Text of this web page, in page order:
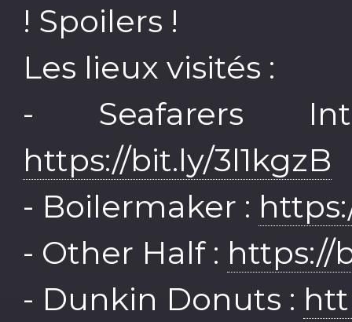
! Spoilers !
Les lieux visités :
- Seafarers
https://bit.ly/3l1kgzB
- Boilermaker :
- Other Half : https://
- Dunkin Donuts :